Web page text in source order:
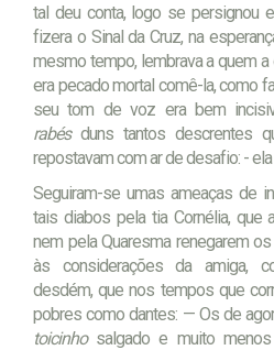
tal deu conta, logo se persignou
fizera o Sinal da Cruz, na
mesmo tempo, lembrava a quem a
era pecado mortal comê-la, como
seu tom de voz era bem
rabésduns tantos descrentes
repostavam com ar de desafio: -
Seguiram-se umas ameaças de
tais diabos pela tia Cornélia, que
nem pela Quaresma renegarem
às considerações da amiga,
desdém, que nos tempos que
pobres como dantes: — Os de
toicinhosalgado e muito menos